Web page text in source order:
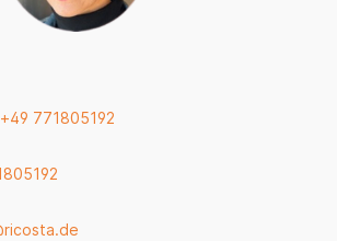
+49 771805192